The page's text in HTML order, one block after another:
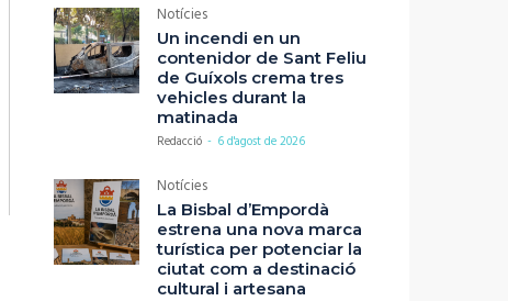
Notícies
Un incendi en un
contenidor de Sant Feliu
de Guíxols crema tres
vehicles durant la
matinada
Redacció - 6 d'agost de 2026
Notícies
La Bisbal d’Empordà
estrena una nova marca
turística per potenciar la
ciutat com a destinació
cultural i artesana